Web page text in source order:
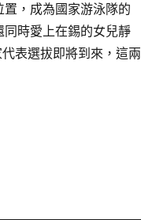
，成為國家游泳隊的
時愛上在錫的女兒靜
表選拔即將到來，這兩